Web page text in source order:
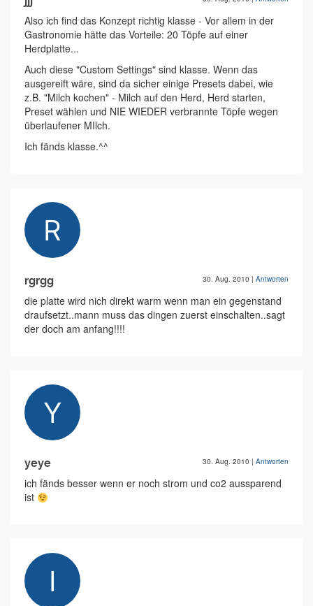
Also ich find das Konzept richtig klasse - Vor allem in der
Gastronomie hätte das Vorteile: 20 Töpfe auf einer
Herdplatte...
Auch diese "Custom Settings" sind klasse. Wenn das
ausgereift wäre, sind da sicher einige Presets dabei, wie
z.B. "Milch kochen" - Milch auf den Herd, Herd starten,
Preset wählen und NIE WIEDER verbrannte Töpfe wegen
überlaufener MIlch.
Ich fänds klasse.^^
rgrgg 30. Aug. 2010 | Antworten
die platte wird nich direkt warm wenn man ein gegenstand
draufsetzt..mann muss das dingen zuerst einschalten..sagt
der doch am anfang!!!!
yeye 30. Aug. 2010 | Antworten
ich fänds besser wenn er noch strom und co2 aussparend
ist